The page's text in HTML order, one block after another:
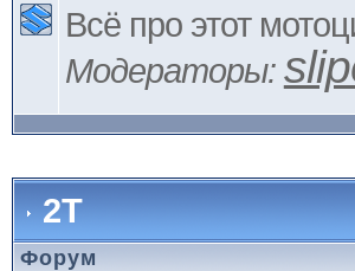
Всё про этот
Модераторы:
2Т
Форум